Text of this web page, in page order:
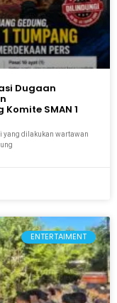
Dugaan
SMAN 1
yang dilakukan wartawan
ENTERTAIMENT